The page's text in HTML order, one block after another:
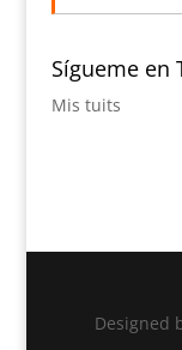
Sígueme en
Mis tuits
Designed